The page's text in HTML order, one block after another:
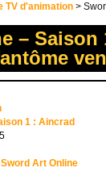
TV d'animation >
– Saison
1 : Aincrad
Sword Art Online